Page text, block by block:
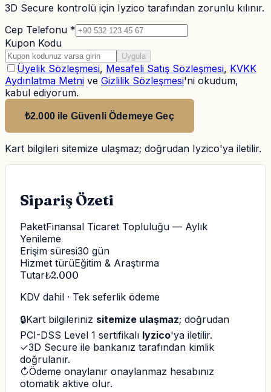
3D Secure kontrolü için Iyzico tarafından zorunlu kılınır.
Cep Telefonu *
Kupon Kodu
Uygula
Üyelik Sözleşmesi, Mesafeli Satış Sözleşmesi, KVKK
Aydınlatma Metni ve Gizlilik Sözleşmesi'ni okudum,
kabul ediyorum.
₺2.000 ile Güvenli Ödemeye Geç
Kart bilgileri sitemize ulaşmaz; doğrudan Iyzico'ya iletilir.
Sipariş Özeti
PaketFinansal Ticaret Topluluğu — Aylık
Yenileme
Erişim süresi30 gün
Hizmet türüEğitim & Araştırma
Tutar₺2.000
KDV dahil · Tek seferlik ödeme
🔒Kart bilgileriniz sitemize ulaşmaz; doğrudan
PCI-DSS Level 1 sertifikalı Iyzico'ya iletilir.
✓3D Secure ile bankanız tarafından kimlik
doğrulanır.
↻Ödeme onaylanır onaylanmaz hesabınız
otomatik aktive olur.